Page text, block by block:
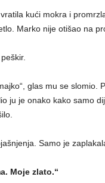
kući mokra i
Marko nije otišao na
glas mu se slomio.
ju je onako kako samo
Samo je
Moje zlato.“